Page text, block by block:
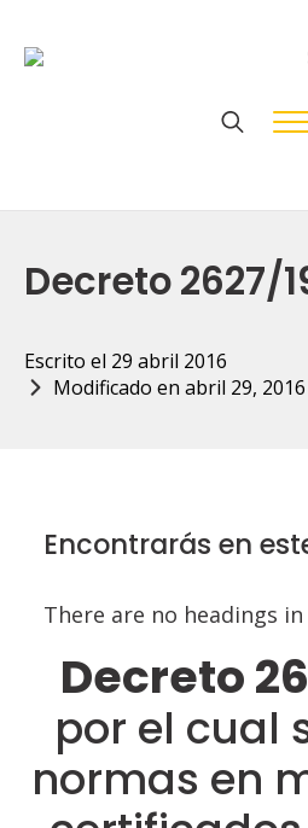
Decreto 2627/
Escrito el 29 abril 2016
Modificado en abril 29, 2016
Encontrarás en
There are no headings
Decreto
por el cual
normas en